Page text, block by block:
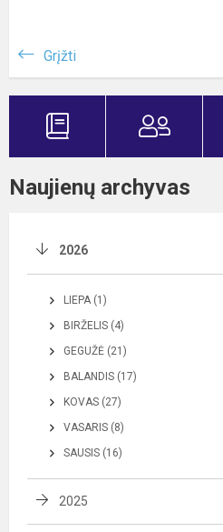
Grįžti
Naujienų archyvas
2026
LIEPA (1)
BIRŽELIS (4)
GEGUŽĖ (21)
BALANDIS (17)
KOVAS (27)
VASARIS (8)
SAUSIS (16)
2025